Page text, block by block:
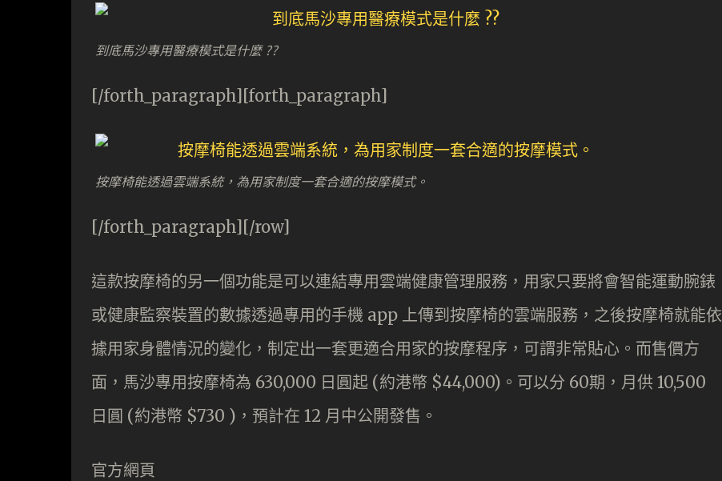
到底馬沙專用醫療模式是什麼 ??
[/forth_paragraph][forth_paragraph]
按摩椅能透過雲端系統，為用家制度一套合適的按摩模式。
[/forth_paragraph][/row]
這款按摩椅的另一個功能是可以連結專用雲端健康管理服務，用家只要將會智能運動腕錶
或健康監察裝置的數據透過專用的手機 app 上傳到按摩椅的雲端服務，之後按摩椅就能依
據用家身體情況的變化，制定出一套更適合用家的按摩程序，可謂非常貼心。而售價方
面，馬沙專用按摩椅為 630,000 日圓起 (約港幣 $44,000)。可以分 60期，月供 10,500
日圓 (約港幣 $730 )，預計在 12 月中公開發售。
官方網頁